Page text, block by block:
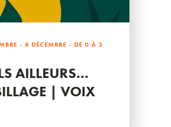
-8 DÉCEMBRE - DE 0 À 3
AILLEURS…
| VOIX